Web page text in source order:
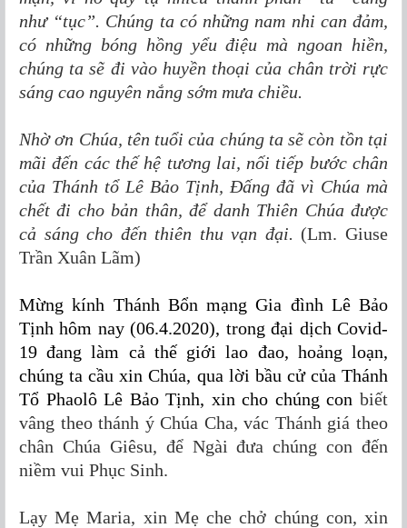
như “tục”. Chúng ta có những nam nhi can đảm,
có những bóng hồng yểu điệu mà ngoan hiền,
chúng ta sẽ đi vào huyền thoại của chân trời rực
sáng cao nguyên nắng sớm mưa chiều.
Nhờ ơn Chúa, tên tuổi của chúng ta sẽ còn tồn tại
mãi đến các thế hệ tương lai, nối tiếp bước chân
của Thánh tổ Lê Bảo Tịnh, Đấng đã vì Chúa mà
chết đi cho bản thân, để danh Thiên Chúa được
cả sáng cho đến thiên thu vạn đại. (Lm. Giuse
Trần Xuân Lãm)
Mừng kính Thánh Bổn mạng Gia đình Lê Bảo
Tịnh hôm nay (06.4.2020), trong đại dịch Covid-
19 đang làm cả thế giới lao đao, hoảng loạn,
chúng ta cầu xin Chúa, qua lời bầu cử của Thánh
Tổ Phaolô Lê Bảo Tịnh, xin cho chúng con biết
vâng theo thánh ý Chúa Cha, vác Thánh giá theo
chân Chúa Giêsu, để Ngài đưa chúng con đến
niềm vui Phục Sinh.
Lạy Mẹ Maria, xin Mẹ che chở chúng con, xin